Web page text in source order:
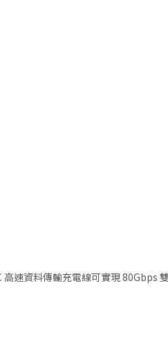
速資料傳輸充電線可實現 80Gbps